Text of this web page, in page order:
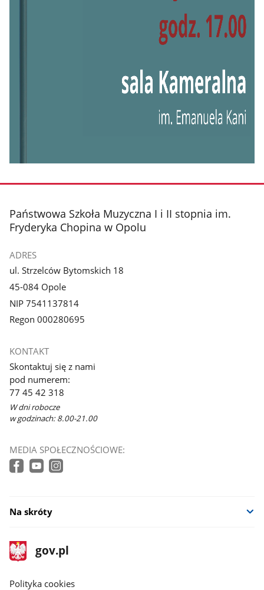
stopka
Państwowa Szkoła Muzyczna I i II stopnia im.
Fryderyka Chopina w Opolu
ADRES
ul. Strzelców Bytomskich 18
45-084 Opole
NIP 7541137814
Regon 000280695
KONTAKT
Skontaktuj się z nami
pod numerem:
77 45 42 318
W dni robocze
w godzinach: 8.00-21.00
MEDIA SPOŁECZNOŚCIOWE:
Na skróty
stopka
gov.pl
Strona
gov.pl
gov.pl
Polityka cookies